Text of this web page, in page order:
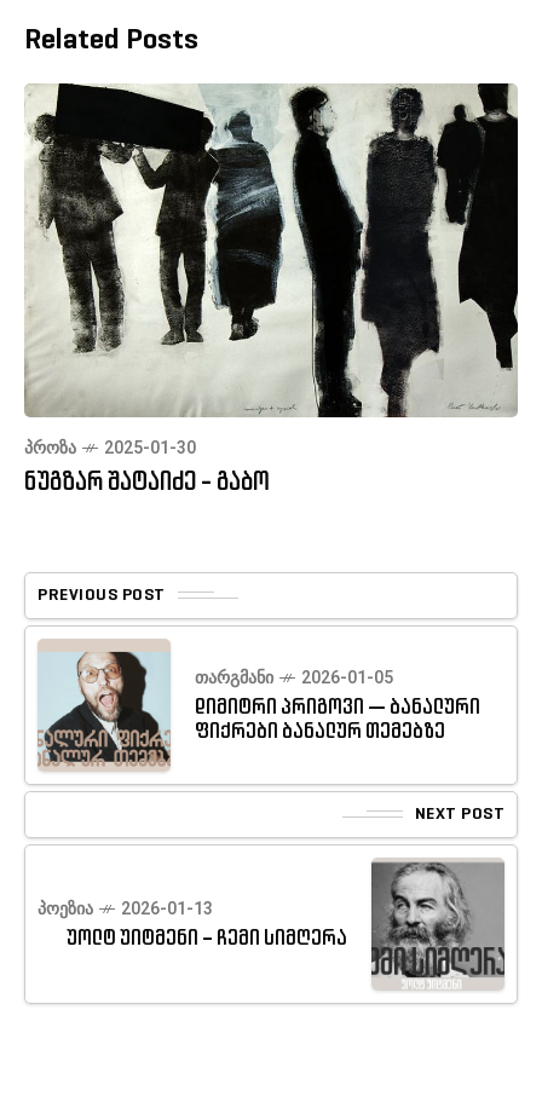
Related Posts
ᲞᲠᲝᲖᲐ 2025-01-30
ნუგზარ შატაიძე - გაბო
PREVIOUS POST
ᲗᲐᲠᲒᲛᲐᲜᲘ 2026-01-05
დიმიტრი პრიგოვი — ბანალური
ფიქრები ბანალურ თემებზე
NEXT POST
ᲞᲝᲔᲖᲘᲐ 2026-01-13
უოლტ უიტმენი – ჩემი სიმღერა